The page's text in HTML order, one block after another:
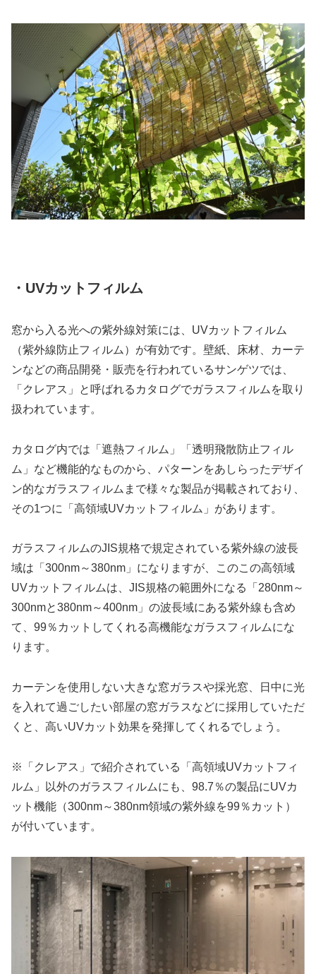
・UVカットフィルム
窓から入る光への紫外線対策には、UVカットフィルム
（紫外線防止フィルム）が有効です。壁紙、床材、カーテ
ンなどの商品開発・販売を行われているサンゲツでは、
「クレアス」と呼ばれるカタログでガラスフィルムを取り
扱われています。
カタログ内では「遮熱フィルム」「透明飛散防止フィル
ム」など機能的なものから、パターンをあしらったデザイ
ン的なガラスフィルムまで様々な製品が掲載されており、
その1つに「高領域UVカットフィルム」があります。
ガラスフィルムのJIS規格で規定されている紫外線の波長
域は「300nm～380nm」になりますが、このこの高領域
UVカットフィルムは、JIS規格の範囲外になる「280nm～
300nmと380nm～400nm」の波長域にある紫外線も含め
て、99％カットしてくれる高機能なガラスフィルムにな
ります。
カーテンを使用しない大きな窓ガラスや採光窓、日中に光
を入れて過ごしたい部屋の窓ガラスなどに採用していただ
くと、高いUVカット効果を発揮してくれるでしょう。
※「クレアス」で紹介されている「高領域UVカットフィ
ルム」以外のガラスフィルムにも、98.7％の製品にUVカ
ット機能（300nm～380nm領域の紫外線を99％カット）
が付いています。